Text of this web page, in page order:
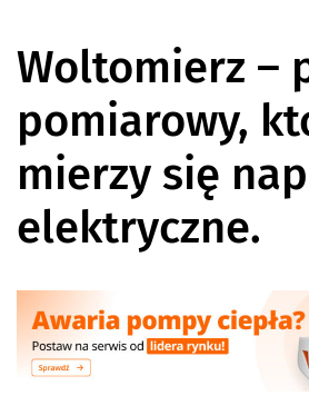
Woltomierz –
pomiarowy,
mierzy się
elektryczne.